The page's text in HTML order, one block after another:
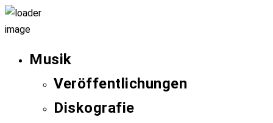
Musik
Veröffentlichungen
Diskografie